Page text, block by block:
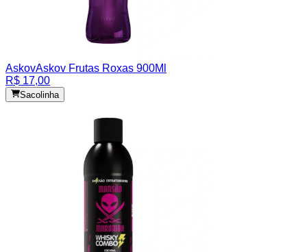
AskovAskov Frutas Roxas 900Ml
R$ 17,00
Sacolinha